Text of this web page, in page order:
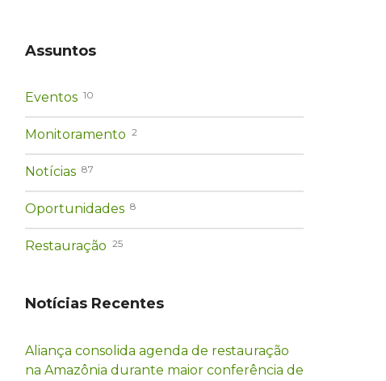
Assuntos
Eventos 10
Monitoramento 2
Notícias 87
Oportunidades 8
Restauração 25
Notícias Recentes
Aliança consolida agenda de restauração
na Amazônia durante maior conferência de